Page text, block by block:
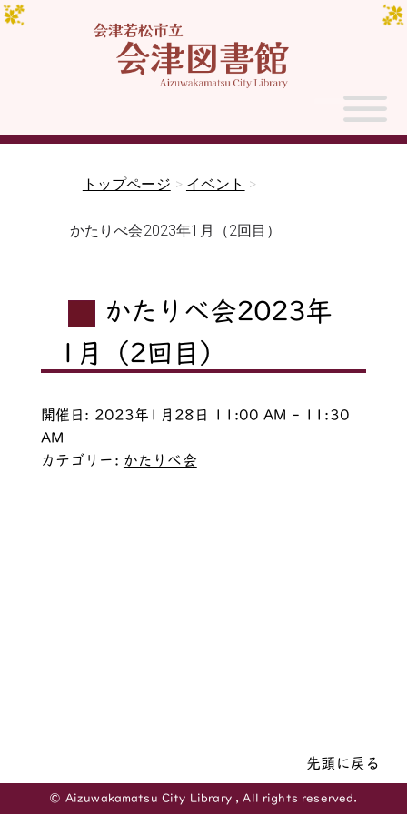
トップページ > イベント >
かたりべ会2023年1月（2回目）
かたりべ会2023年
1月（2回目）
開催日: 2023年1月28日 11:00 AM - 11:30
AM
カテゴリー: かたりべ会
先頭に戻る
© Aizuwakamatsu City Library , All rights reserved.